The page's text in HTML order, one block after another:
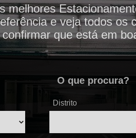
melhores
e veja todos os
confirmar que está em
O que procura?
Distrito